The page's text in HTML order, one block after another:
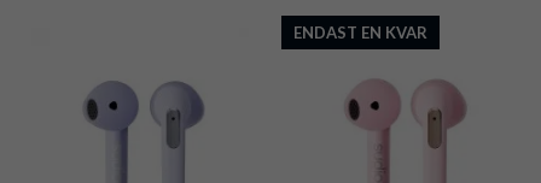
ENDAST EN KVAR